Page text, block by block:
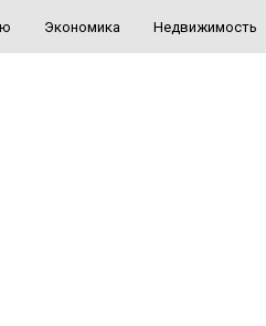
Экономика Недвижимость